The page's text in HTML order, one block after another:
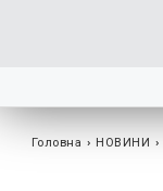
Головна › НОВИНИ ›